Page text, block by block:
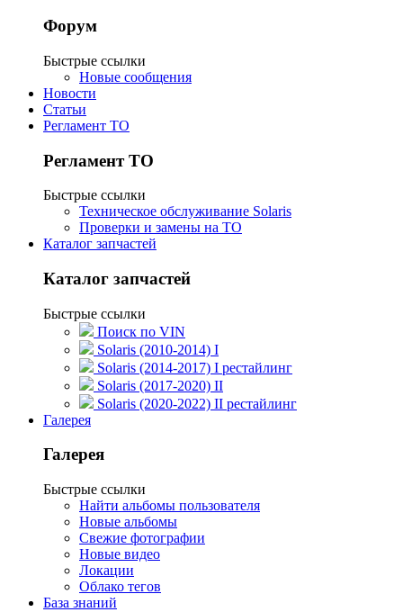
Форум
Быстрые ссылки
Новые сообщения
Новости
Статьи
Регламент ТО
Регламент ТО
Быстрые ссылки
Техническое обслуживание Solaris
Проверки и замены на ТО
Каталог запчастей
Каталог запчастей
Быстрые ссылки
Поиск по VIN
Solaris (2010-2014) I
Solaris (2014-2017) I рестайлинг
Solaris (2017-2020) II
Solaris (2020-2022) II рестайлинг
Галерея
Галерея
Быстрые ссылки
Найти альбомы пользователя
Новые альбомы
Свежие фотографии
Новые видео
Локации
Облако тегов
База знаний